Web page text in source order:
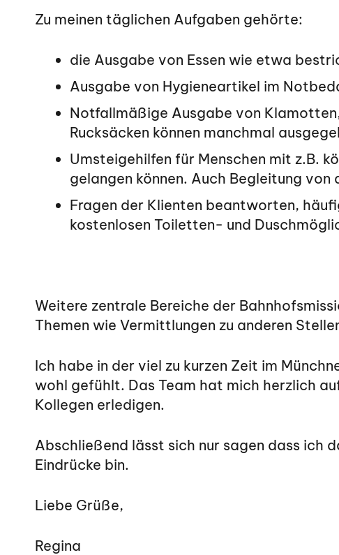
Zu meinen täglichen Aufgaben gehörte:
die Ausgabe von Essen wie etwa
Ausgabe von Hygieneartikel im
Notfallmäßige Ausgabe von
Rucksäcken können manchmal
Umsteigehilfen für Menschen mit z.B.
gelangen können. Auch Begleitung
Fragen der Klienten beantworten,
kostenlosen Toiletten- und
Weitere zentrale Bereiche der
Themen wie Vermittlungen zu anderen
Ich habe in der viel zu kurzen Zeit im
wohl gefühlt. Das Team hat mich herzlich
Kollegen erledigen.
Abschließend lässt sich nur sagen dass ich
Eindrücke bin.
Liebe Grüße,
Regina